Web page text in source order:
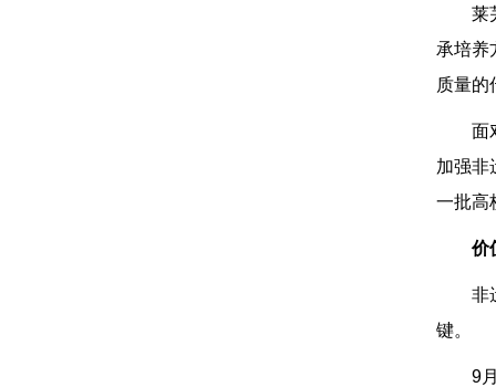
莱
承培养
质量的
面
加强非
一批高
价
非
键。
9